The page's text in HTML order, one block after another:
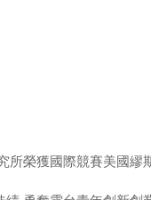
所榮獲國際競賽美國繆